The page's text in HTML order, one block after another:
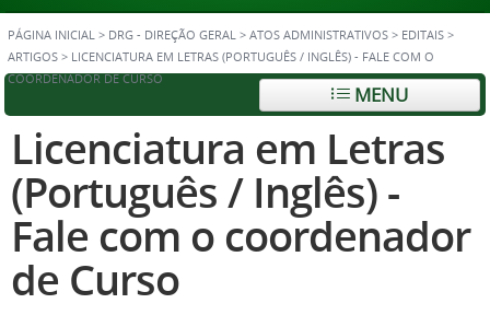
PÁGINA INICIAL > DRG - DIREÇÃO GERAL > ATOS ADMINISTRATIVOS > EDITAIS >
ARTIGOS > LICENCIATURA EM LETRAS (PORTUGUÊS / INGLÊS) - FALE COM O
COORDENADOR DE CURSO
MENU
Licenciatura em Letras
(Português / Inglês) -
Fale com o coordenador
de Curso